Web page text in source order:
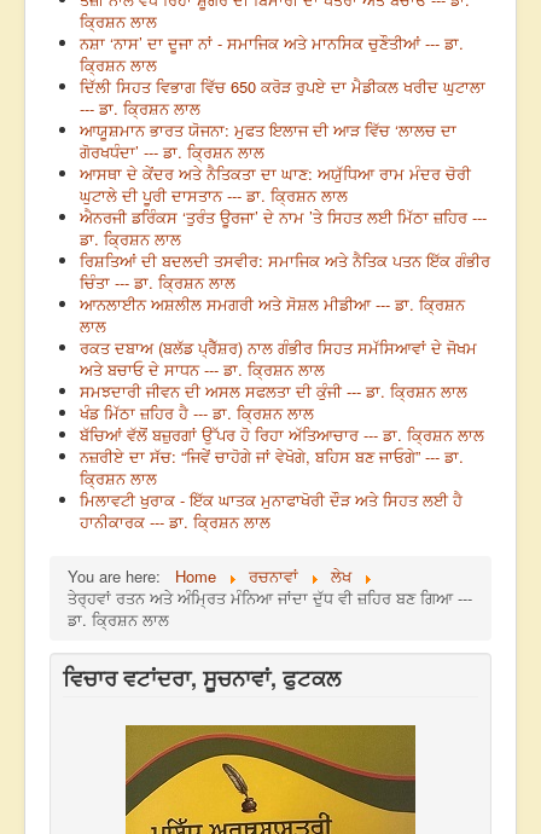
ਕ੍ਰਿਸ਼ਨ ਲਾਲ
ਨਸ਼ਾ ‘ਨਾਸ’ ਦਾ ਦੂਜਾ ਨਾਂ - ਸਮਾਜਿਕ ਅਤੇ ਮਾਨਸਿਕ ਚੁਣੌਤੀਆਂ --- ਡਾ.
ਕ੍ਰਿਸ਼ਨ ਲਾਲ
ਦਿੱਲੀ ਸਿਹਤ ਵਿਭਾਗ ਵਿੱਚ 650 ਕਰੋੜ ਰੁਪਏ ਦਾ ਮੈਡੀਕਲ ਖਰੀਦ ਘੁਟਾਲਾ
--- ਡਾ. ਕ੍ਰਿਸ਼ਨ ਲਾਲ
ਆਯੂਸ਼ਮਾਨ ਭਾਰਤ ਯੋਜਨਾ: ਮੁਫਤ ਇਲਾਜ ਦੀ ਆੜ ਵਿੱਚ ‘ਲਾਲਚ ਦਾ
ਗੋਰਖਧੰਦਾ’ --- ਡਾ. ਕ੍ਰਿਸ਼ਨ ਲਾਲ
ਆਸਥਾ ਦੇ ਕੇਂਦਰ ਅਤੇ ਨੈਤਿਕਤਾ ਦਾ ਘਾਣ: ਅਯੁੱਧਿਆ ਰਾਮ ਮੰਦਰ ਚੋਰੀ
ਘੁਟਾਲੇ ਦੀ ਪੂਰੀ ਦਾਸਤਾਨ --- ਡਾ. ਕ੍ਰਿਸ਼ਨ ਲਾਲ
ਐਨਰਜੀ ਡਰਿੰਕਸ ‘ਤੁਰੰਤ ਊਰਜਾ’ ਦੇ ਨਾਮ ’ਤੇ ਸਿਹਤ ਲਈ ਮਿੱਠਾ ਜ਼ਹਿਰ ---
ਡਾ. ਕ੍ਰਿਸ਼ਨ ਲਾਲ
ਰਿਸ਼ਤਿਆਂ ਦੀ ਬਦਲਦੀ ਤਸਵੀਰ: ਸਮਾਜਿਕ ਅਤੇ ਨੈਤਿਕ ਪਤਨ ਇੱਕ ਗੰਭੀਰ
ਚਿੰਤਾ --- ਡਾ. ਕ੍ਰਿਸ਼ਨ ਲਾਲ
ਆਨਲਾਈਨ ਅਸ਼ਲੀਲ ਸਮਗਰੀ ਅਤੇ ਸੋਸ਼ਲ ਮੀਡੀਆ --- ਡਾ. ਕ੍ਰਿਸ਼ਨ
ਲਾਲ
ਰਕਤ ਦਬਾਅ (ਬਲੱਡ ਪ੍ਰੈੱਸ਼ਰ) ਨਾਲ ਗੰਭੀਰ ਸਿਹਤ ਸਮੱਸਿਆਵਾਂ ਦੇ ਜੋਖਮ
ਅਤੇ ਬਚਾਓ ਦੇ ਸਾਧਨ --- ਡਾ. ਕ੍ਰਿਸ਼ਨ ਲਾਲ
ਸਮਝਦਾਰੀ ਜੀਵਨ ਦੀ ਅਸਲ ਸਫਲਤਾ ਦੀ ਕੁੰਜੀ --- ਡਾ. ਕ੍ਰਿਸ਼ਨ ਲਾਲ
ਖੰਡ ਮਿੱਠਾ ਜ਼ਹਿਰ ਹੈ --- ਡਾ. ਕ੍ਰਿਸ਼ਨ ਲਾਲ
ਬੱਚਿਆਂ ਵੱਲੋਂ ਬਜ਼ੁਰਗਾਂ ਉੱਪਰ ਹੋ ਰਿਹਾ ਅੱਤਿਆਚਾਰ --- ਡਾ. ਕ੍ਰਿਸ਼ਨ ਲਾਲ
ਨਜ਼ਰੀਏ ਦਾ ਸੱਚ: “ਜਿਵੇਂ ਚਾਹੋਗੇ ਜਾਂ ਵੇਖੋਗੇ, ਬਹਿਸ ਬਣ ਜਾਓਗੇ” --- ਡਾ.
ਕ੍ਰਿਸ਼ਨ ਲਾਲ
ਮਿਲਾਵਟੀ ਖੁਰਾਕ - ਇੱਕ ਘਾਤਕ ਮੁਨਾਫਾਖੋਰੀ ਦੌੜ ਅਤੇ ਸਿਹਤ ਲਈ ਹੈ
ਹਾਨੀਕਾਰਕ --- ਡਾ. ਕ੍ਰਿਸ਼ਨ ਲਾਲ
You are here: Home ਰਚਨਾਵਾਂ
ਲੇਖ
ਤੇਰ੍ਹਵਾਂ ਰਤਨ ਅਤੇ ਅੰਮ੍ਰਿਤ ਮੰਨਿਆ ਜਾਂਦਾ ਦੁੱਧ ਵੀ ਜ਼ਹਿਰ ਬਣ ਗਿਆ ---
ਡਾ. ਕ੍ਰਿਸ਼ਨ ਲਾਲ
ਵਿਚਾਰ ਵਟਾਂਦਰਾ, ਸੂਚਨਾਵਾਂ, ਫੁਟਕਲ